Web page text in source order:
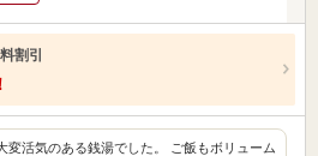
割引
変活気のある銭湯でした。 ご飯もボリューム